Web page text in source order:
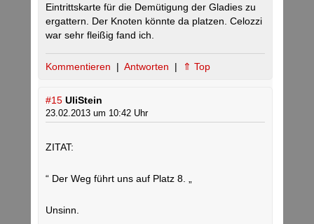
Eintrittskarte für die Demütigung der Gladies zu
ergattern. Der Knoten könnte da platzen. Celozzi
war sehr fleißig fand ich.
Kommentieren | Antworten | ⇑ Top
#15 UliStein
23.02.2013 um 10:42 Uhr
ZITAT:
“ Der Weg führt uns auf Platz 8. „
Unsinn.